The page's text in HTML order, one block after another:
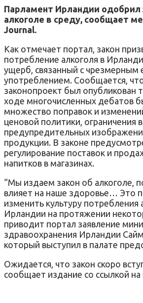
Парламент Ирландии одобрил
алкоголе в среду, сообщает
Journal.
Как отмечает портал, закон
потребление алкоголя в
ущерб, связанный с чрезмерным
употреблением. Сообщается,
законопроект был опубликован
ходе многочисленных дебатов
множество поправок и
ценовой политики, ограничения
предупредительных
продукции. В законе
регулирование поставок и
напитков в магазинах.
“Мы издаем закон об алкоголе,
влияет на наше здоровье… Это
изменить культуру потребления
Ирландии на протяжении
приводит портал заявление
здравоохранения Ирландии
который выступил в палате
Ожидается, что закон скоро
сообщает издание со ссылкой на